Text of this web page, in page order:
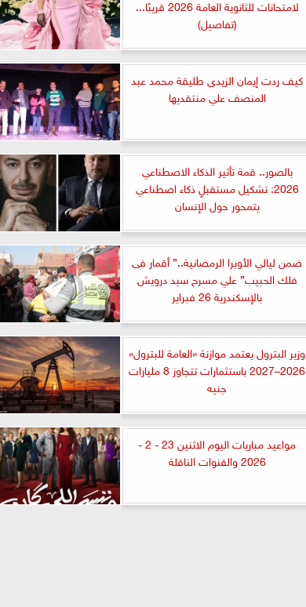
لامتحانات للثانوية العامة 2026 قريبًا...
(تفاصيل)
كيف ردت إيمان الزيدى طليقة محمد عبد
المنصف علي منتقديها
بالصور.. قمة تأثير الذكاء الاصطناعي
2026: تشكيل مستقبلٍ ذكاء اصطناعي
يتمحور حول الإنسان
ضمن ليالي الأوبرا الرمضانية..” أقمار فى
فلك الحبيب” علي مسرح سيد درويش
بالإسكندرية 26 فبراير
وزير البترول يعتمد موازنة «العامة للبترول»
2026–2027 باستثمارات تتجاوز 8 مليارات
جنيه
مواعيد مباريات اليوم الاثنين 23 - 2 -
2026 والقنوات الناقلة